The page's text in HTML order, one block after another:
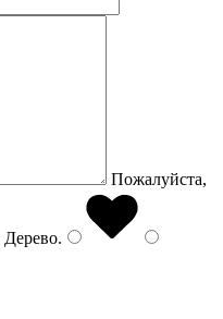
Пожалуйста,
Дерево.